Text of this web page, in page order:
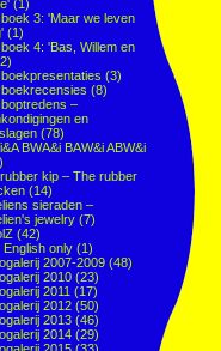
(1)
3: 'Maar we leven
(1)
4: 'Bas, Willem en
(3)
(8)
–
en
(78)
BWA&i BAW&i ABW&i
kip – The rubber
(14)
sieraden –
jewelry (7)
(42)
English only (1)
2007-2009 (48)
2010 (23)
2011 (17)
2012 (50)
2013 (46)
2014 (29)